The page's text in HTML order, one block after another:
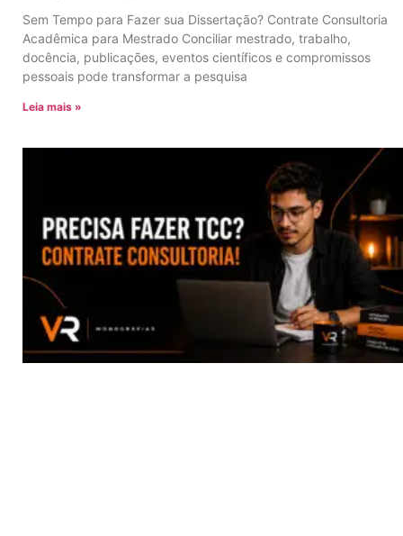
Sem Tempo para Fazer sua Dissertação? Contrate Consultoria
Acadêmica para Mestrado Conciliar mestrado, trabalho,
docência, publicações, eventos científicos e compromissos
pessoais pode transformar a pesquisa
Leia mais »